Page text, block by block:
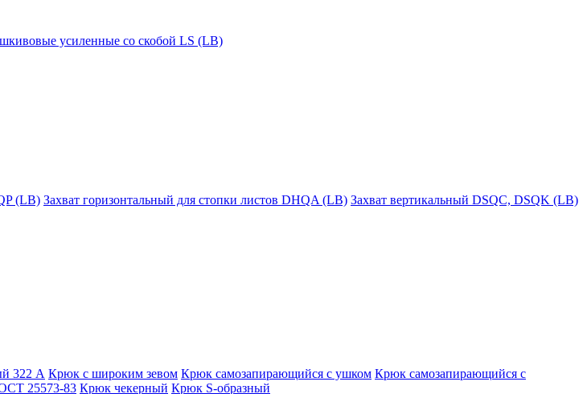
усиленные со скобой LS (LB)
(LB) Захват горизонтальный для стопки листов DHQA (LB) Захват вертикальный DSQC, DSQK (LB)
322 А Крюк с широким зевом Крюк самозапирающийся с ушком Крюк самозапирающийся с
25573-83 Крюк чекерный Крюк S-образный